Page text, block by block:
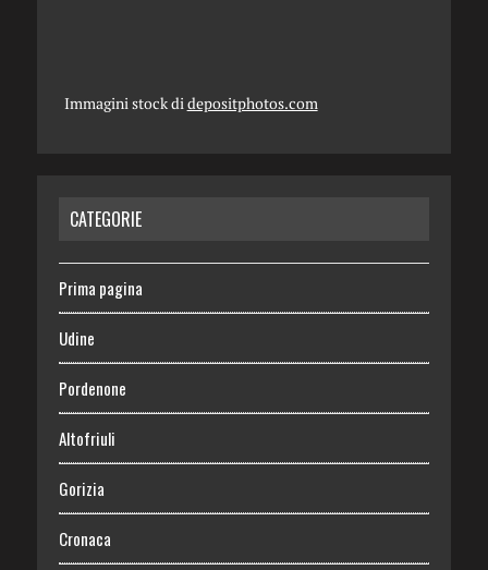
Immagini stock di depositphotos.com
CATEGORIE
Prima pagina
Udine
Pordenone
Altofriuli
Gorizia
Cronaca